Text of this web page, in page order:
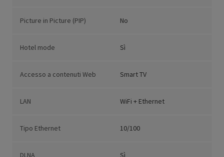
Picture in Picture (PIP) No
Hotel mode Sì
Accesso a contenuti Web Smart TV
LAN WiFi + Ethernet
Tipo Ethernet 10/100
DLNA Sì